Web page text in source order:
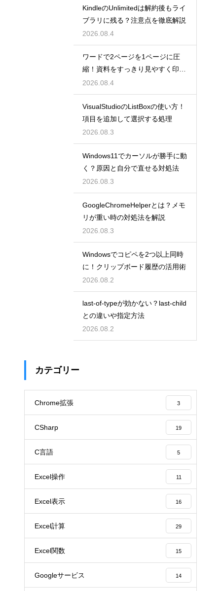
KindleのUnlimitedは解約後もライ
ブラリに残る？注意点を徹底解説
2026.08.4
ワードで2ページを1ページに圧
縮！資料をすっきり見やすく印刷
する設定
2026.08.4
VisualStudioのListBoxの使い方！
項目を追加して選択する処理
2026.08.3
Windows11でカーソルが勝手に動
く？原因と自分で直せる対処法
2026.08.3
GoogleChromeHelperとは？メモ
リが重い時の対処法を解説
2026.08.3
Windowsでコピペを2つ以上同時
に！クリップボード履歴の活用術
2026.08.2
last-of-typeが効かない？last-child
との違いや指定方法
2026.08.2
カテゴリー
Chrome拡張 3
CSharp 19
C言語 5
Excel操作 11
Excel表示 16
Excel計算 29
Excel関数 15
Googleサービス 14